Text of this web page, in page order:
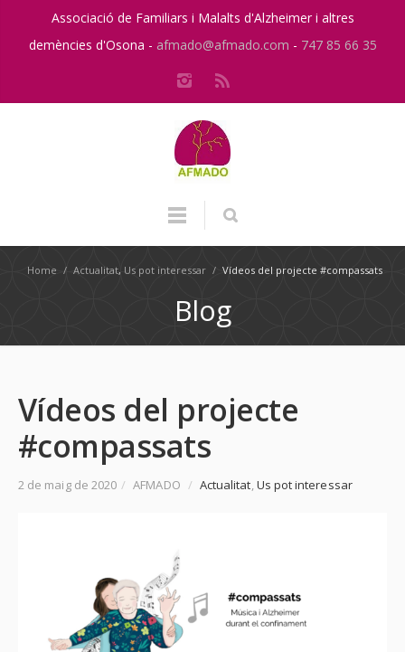
Associació de Familiars i Malalts d'Alzheimer i altres
demències d'Osona - afmado@afmado.com - 747 85 66 35
Home / Actualitat, Us pot interessar / Vídeos del projecte #compassats
Blog
Vídeos del projecte
#compassats
2 de maig de 2020 / AFMADO / Actualitat,Us pot interessar